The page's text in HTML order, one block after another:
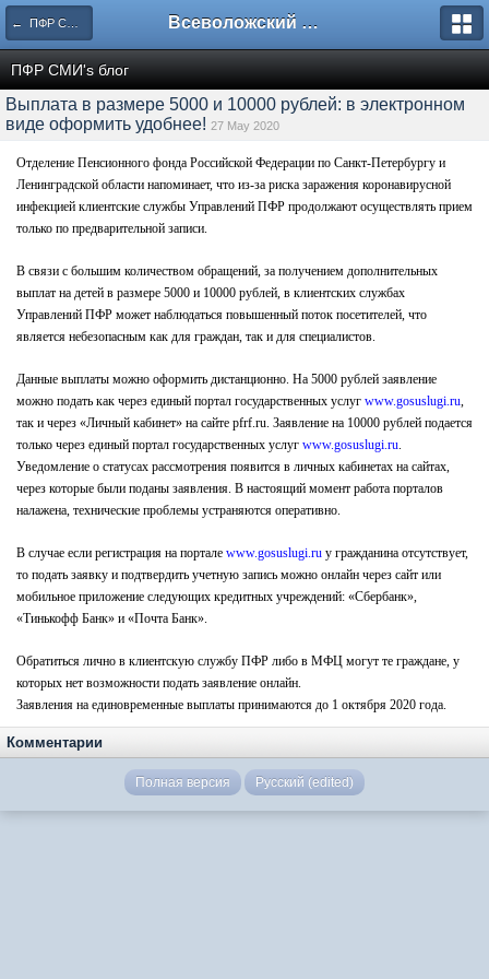
← ПФР СМИ's блог Всеволожский форум
ПФР СМИ's блог
Выплата в размере 5000 и 10000 рублей: в электронном
виде оформить удобнее! 27 May 2020
Отделение Пенсионного фонда Российской Федерации по Санкт-Петербургу и
Ленинградской области напоминает, что из-за риска заражения коронавирусной
инфекцией клиентские службы Управлений ПФР продолжают осуществлять прием
только по предварительной записи.
В связи с большим количеством обращений, за получением дополнительных
выплат на детей в размере 5000 и 10000 рублей, в клиентских службах
Управлений ПФР может наблюдаться повышенный поток посетителей, что
является небезопасным как для граждан, так и для специалистов.
Данные выплаты можно оформить дистанционно. На 5000 рублей заявление
можно подать как через единый портал государственных услуг www.gosuslugi.ru,
так и через «Личный кабинет» на сайте pfrf.ru. Заявление на 10000 рублей подается
только через единый портал государственных услуг www.gosuslugi.ru.
Уведомление о статусах рассмотрения появится в личных кабинетах на сайтах,
через которые были поданы заявления. В настоящий момент работа порталов
налажена, технические проблемы устраняются оперативно.
В случае если регистрация на портале www.gosuslugi.ru у гражданина отсутствует,
то подать заявку и подтвердить учетную запись можно онлайн через сайт или
мобильное приложение следующих кредитных учреждений: «Сбербанк»,
«Тинькофф Банк» и «Почта Банк».
Обратиться лично в клиентскую службу ПФР либо в МФЦ могут те граждане, у
которых нет возможности подать заявление онлайн.
Заявления на единовременные выплаты принимаются до 1 октября 2020 года.
Комментарии
Полная версия Русский (edited)